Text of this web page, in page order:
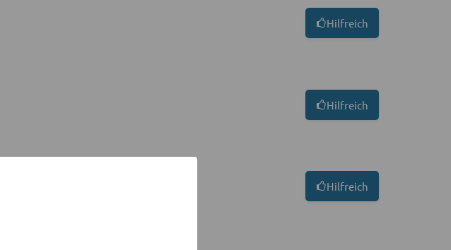
Hilfreich
Hilfreich
Hilfreich